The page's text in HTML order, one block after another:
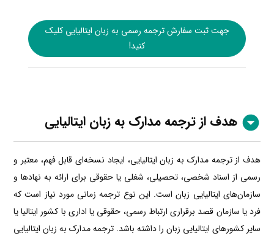
جهت ثبت سفارش ترجمه رسمی به زبان ایتالیایی کلیک
کنید!
هدف از ترجمه مدارک به زبان ایتالیایی
هدف از ترجمه مدارک به زبان ایتالیایی، ایجاد نسخه‌ای قابل فهم، معتبر و
رسمی از اسناد شخصی، تحصیلی، شغلی یا حقوقی برای ارائه به نهادها و
سازمان‌های ایتالیایی زبان است. این نوع ترجمه زمانی مورد نیاز است که
فرد یا سازمان قصد برقراری ارتباط رسمی، حقوقی یا اداری با کشور ایتالیا یا
سایر کشورهای ایتالیایی زبان را داشته باشد. ترجمه مدارک به زبان ایتالیایی